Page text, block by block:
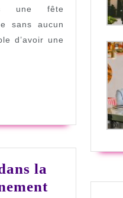
sans
alcool?
une fête
sans aucun
d’avoir une
la